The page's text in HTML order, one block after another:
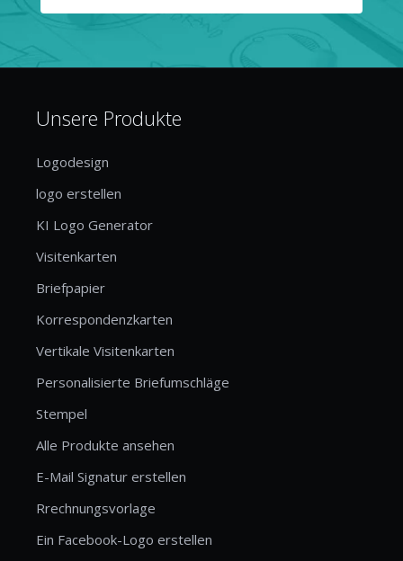
Unsere Produkte
Logodesign
logo erstellen
KI Logo Generator
Visitenkarten
Briefpapier
Korrespondenzkarten
Vertikale Visitenkarten
Personalisierte Briefumschläge
Stempel
Alle Produkte ansehen
E-Mail Signatur erstellen
Rrechnungsvorlage
Ein Facebook-Logo erstellen